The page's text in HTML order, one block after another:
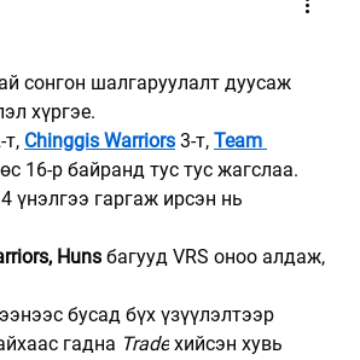
сонгон шалгаруулалт дуусаж
хүргэе.
т, Chinggis Warriors 3-т, Team
16-р байранд тус тус жагслаа.
үнэлгээ гаргаж ирсэн нь
Huns багууд VRS оноо алдаж,
бусад бүх үзүүлэлтээр
гадна Trade хийсэн хувь